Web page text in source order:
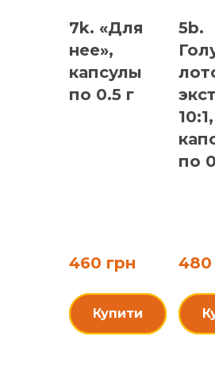
7k. «Для
нее»,
капсулы
по 0.5 г
460 грн
Купити
5b.
10:1,
по
480